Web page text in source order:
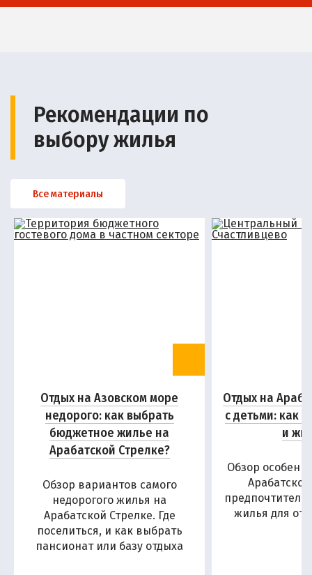
Рекомендации по
выбору жилья
Все материалы
Отдых на Азовском море
недорого: как выбрать
бюджетное жилье на
Арабатской Стрелке?
Обзор вариантов самого
недорогого жилья на
Арабатской Стрелке. Где
поселиться, и как выбрать
пансионат или базу отдыха
Отдых на
с детьми: как
и
Обзор
жилья для